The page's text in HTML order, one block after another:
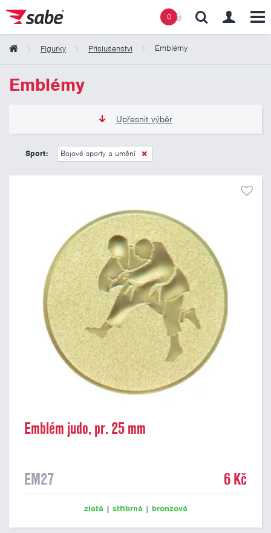
0
Figurky Příslušenství Emblémy
Emblémy
Upřesnit výběr
6 Kč
Sport: Bojové sporty a umění
Emblém judo, pr. 25 mm
EM27 6 Kč
zlatá | stříbrná | bronzová
Obsah košíku